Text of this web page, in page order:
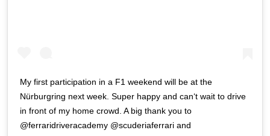
My first participation in a F1 weekend will be at the
Nürburgring next week. Super happy and can‘t wait to drive
in front of my home crowd. A big thank you to
@ferraridriveracademy @scuderiaferrari and